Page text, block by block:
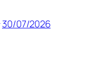
30/07/2026